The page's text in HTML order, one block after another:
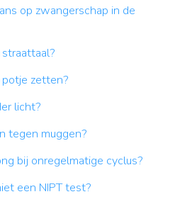
op zwangerschap in de
potje zetten?
licht?
tegen muggen?
bij onregelmatige cyclus?
een NIPT test?